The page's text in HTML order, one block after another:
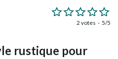
2 votes 5/5
rustique pour